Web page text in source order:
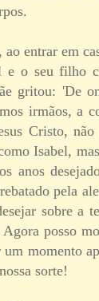
entrar em
e o seu filho
gritou: 'De
irmãos, a
Cristo,
Isabel,
anos
pela
sobre a
posso
momento
sorte!